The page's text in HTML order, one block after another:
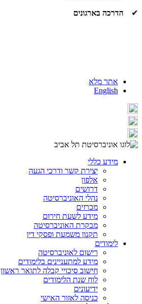
✔ הדרכה בארגונים
אתר מלא
English
מידע כללי
יצירת קשר ודרכי הגעה
אלפון
דרושים
נהלי האוניברסיטה
מכרזים
מידע לשעת חירום
מבקרת האוניברסיטה
תקנון משמעת ופסקי דין
לימודים
רישום לאוניברסיטה
מידע למתעניינים בלימודים
חישוב סיכויי קבלה לתואר ראשון
לוח שנת הלימודים
ידיעונים
כניסה לאזור האישי